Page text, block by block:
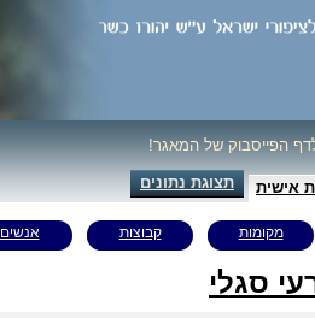
לדף הפייסבוק של המאגר!
אישית תצוגת נתונים
מקומות קבוצות אנשים
סגלי